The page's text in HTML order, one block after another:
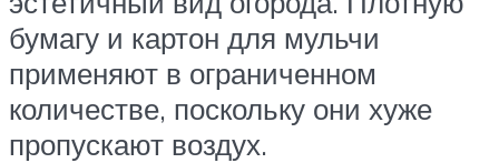
бумагу и картон для мульчи
применяют в ограниченном
количестве, поскольку они хуже
пропускают воздух.